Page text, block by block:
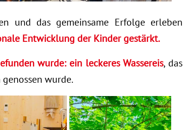
und das gemeinsame Erfolge erleben
Entwicklung der Kinder gestärkt.
wurde: ein leckeres Wassereis, das
wurde.